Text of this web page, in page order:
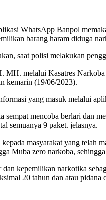
WhatsApp Banpol
barang haram diduga
saat polisi melakukan
melalui Kasatres Narkoba
kemarin (19/06/2023).
yang masuk melalui
sempat mencoba berlari dan
semuanya 9 paket. jelasnya.
masyarakat yang telah
Muba zero narkoba,
dan kepemilikan narkotika
20 tahun dan atau